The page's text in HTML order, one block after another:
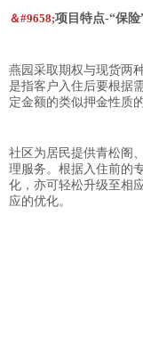
＆#9658;项目特点-“保险
燕园采取期权与现货两
是指客户入住后要根据
定金额的类似押金性质
社区为居民提供青松阁
理服务。根据入住前的
化，亦可轻松升级至相
应的优化。